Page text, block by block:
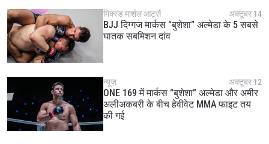
मिक्स्ड मार्शल आर्ट्स अक्टूबर 14
BJJ दिग्गज मार्कस “बुशेशा” अल्मेडा के 5 सबसे
घातक सबमिशन दांव
न्यूज़ अक्टूबर 12
ONE 169 में मार्कस “बुशेशा” अल्मेडा और अमीर
अलीअकबरी के बीच हेवीवेट MMA फाइट तय
की गई